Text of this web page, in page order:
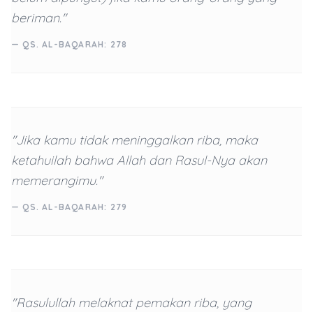
beriman."
— QS. AL-BAQARAH: 278
"Jika kamu tidak meninggalkan riba, maka
ketahuilah bahwa Allah dan Rasul-Nya akan
memerangimu."
— QS. AL-BAQARAH: 279
"Rasulullah melaknat pemakan riba, yang